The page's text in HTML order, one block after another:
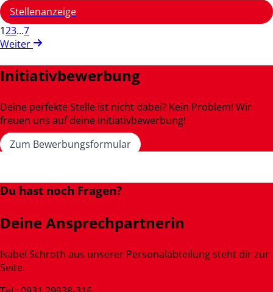
Stellenanzeige
123...7
Weiter
Initiativbewerbung
Deine perfekte Stelle ist nicht dabei? Kein Problem! Wir
freuen uns auf deine Initiativbewerbung!
Zum Bewerbungsformular
Du hast noch Fragen?
Deine Ansprechpartnerin
Isabel Schroth aus unserer Personalabteilung steht dir zur
Seite.